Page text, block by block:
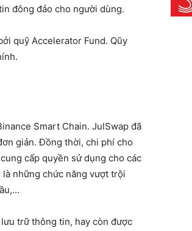
đông đảo cho người dùng.
quỹ Accelerator Fund. Qũy
Smart Chain. JulSwap đã
giản. Đồng thời, chi phí cho
cấp quyền sử dụng cho các
những chức năng vượt trội
trữ thông tin, hay còn được